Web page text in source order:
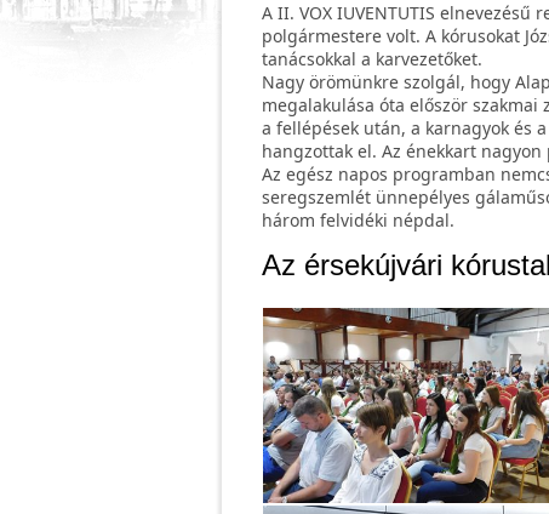
A II. VOX IUVENTUTIS
polgármestere volt. A kórusokat
tanácsokkal a karvezetőket.
Nagy örömünkre szolgál, hogy
megalakulása óta először
a fellépések után, a karnagyok és
hangzottak el. Az énekkart
Az egész napos programban
seregszemlét ünnepélyes
három felvidéki népdal.
Az érsekújvári